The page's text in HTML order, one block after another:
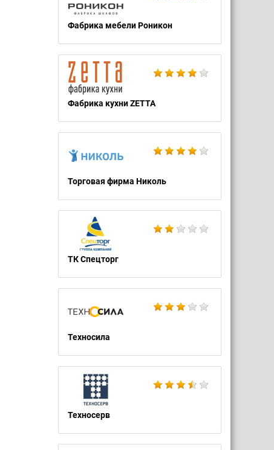
Фабрика мебели Роникон
Фабрика кухни ZETTA
Торговая фирма Николь
ТК Спецторг
Техносила
Техносерв